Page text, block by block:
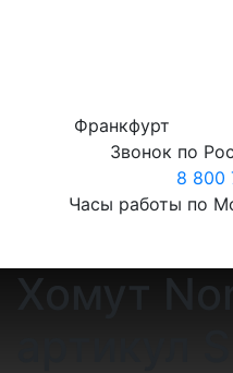
Франкфурт
Звонок по
8 800
Часы работы по
Хомут